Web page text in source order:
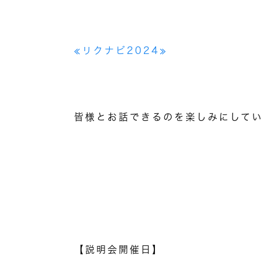
≪リクナビ 2024≫
皆様とお話できるのを楽しみにして
【説明会開催日】